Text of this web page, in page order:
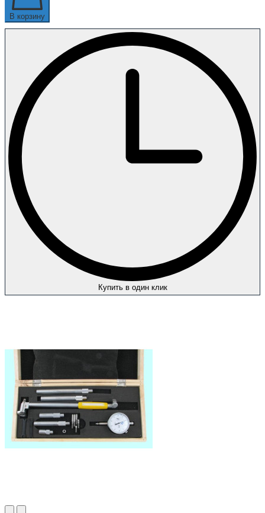
В корзину
Купить в один клик